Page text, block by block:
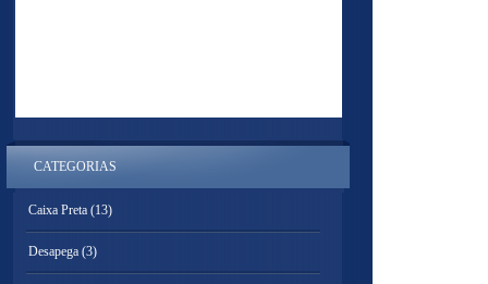
CATEGORIAS
Caixa Preta (13)
Desapega (3)